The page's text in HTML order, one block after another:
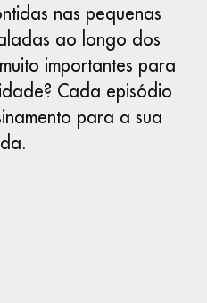
nas pequenas
ao longo dos
importantes para
Cada episódio
para a sua